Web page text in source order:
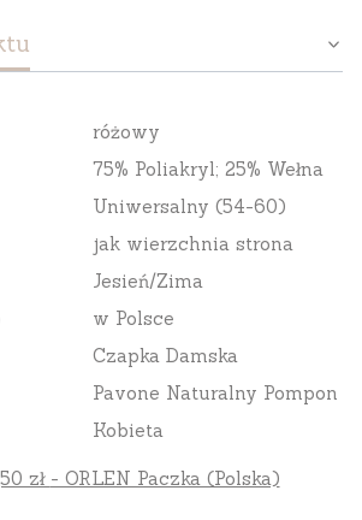
różowy
75% Poliakryl; 25% Wełna
Uniwersalny (54-60)
jak wierzchnia strona
Jesień/Zima
w Polsce
Czapka Damska
Pavone Naturalny Pompon
Kobieta
zł - ORLEN Paczka (Polska)